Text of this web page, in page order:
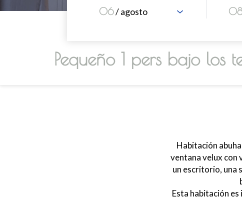
06/ agosto 08
Pequeño 1 pers bajo los
Habitación
ventana velux con
un escritorio, una
Esta habitación